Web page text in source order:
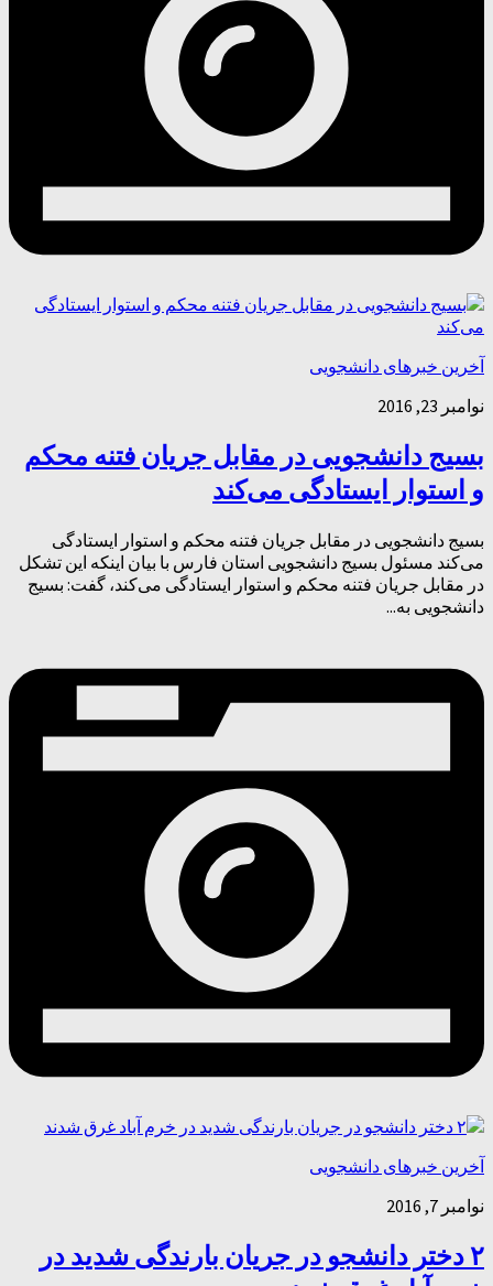
آخرین خبرهای دانشجویی
نوامبر 23, 2016
بسیج دانشجویی در مقابل جریان فتنه محکم
و استوار ایستادگی می‌کند
بسیج دانشجویی در مقابل جریان فتنه محکم و استوار ایستادگی
می‌کند مسئول بسیج دانشجویی استان فارس با بیان اینکه این تشکل
در مقابل جریان فتنه محکم و استوار ایستادگی می‌کند، گفت: بسیج
دانشجویی به...
آخرین خبرهای دانشجویی
نوامبر 7, 2016
۲ دختر دانشجو در جریان بارندگی شدید در